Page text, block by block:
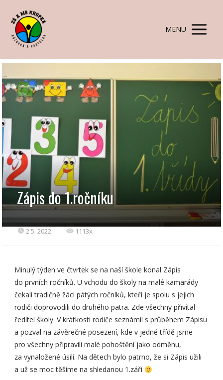
MENU
Zápis do 1.ročníku
2.5. 2022 1113x
Minulý týden ve čtvrtek se na naší škole konal Zápis
do prvních ročníků. U vchodu do školy na malé kamarády
čekali tradičně žáci pátých ročníků, kteří je spolu s jejich
rodiči doprovodili do druhého patra. Zde všechny přivítal
ředitel školy. V krátkosti rodiče seznámil s průběhem Zápisu
a pozval na závěrečné posezení, kde v jedné třídě jsme
pro všechny připravili malé pohoštění jako odměnu,
za vynaložené úsilí. Na dětech bylo patrno, že si Zápis užili
a už se moc těšíme na shledanou 1.září